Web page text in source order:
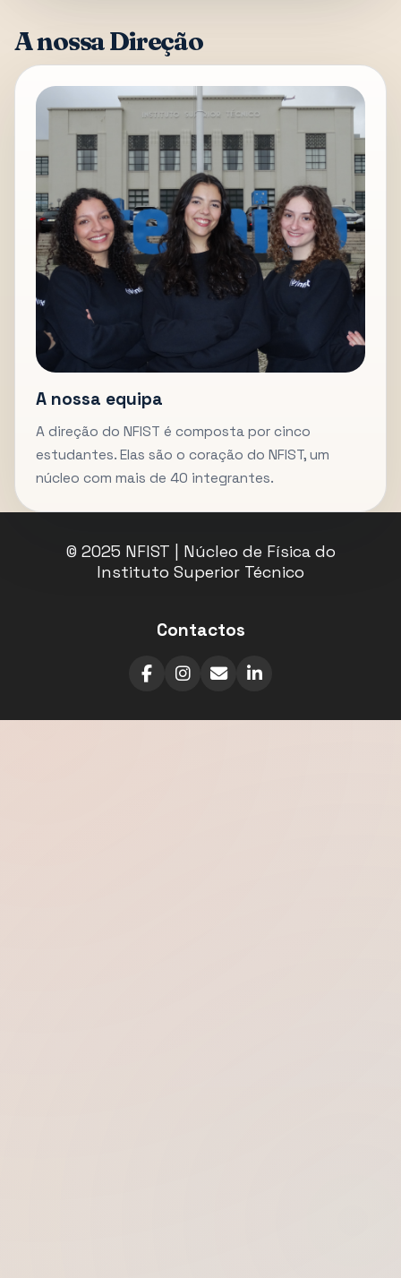
A nossa Direção
A nossa equipa
A direção do NFIST é composta por cinco
estudantes. Elas são o coração do NFIST, um
núcleo com mais de 40 integrantes.
© 2025 NFIST | Núcleo de Física do
Instituto Superior Técnico
Contactos